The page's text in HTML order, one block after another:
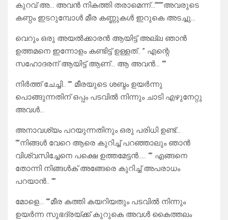
കുറവ് അ… അവൻ നികത്തി തരാമെന്ന്…””””അവരുടെ
കണ്ഠം ഇടറുമ്പോൾ മീര കണ്ണുകൾ ഇറുകെ അടച്ചു…
വെറും ഒരു അയൽക്കാരൻ ആയിട്ട് അല്ല ഞാൻ
ഉത്തമനെ ഇന്നോളം കണ്ടിട്ട് ഉള്ളത്.. ” എന്റെ
സഹോദരന് ആയിട്ട് ആണ്… ആ അവൻ… “”
നിർത്ത് ചേച്ചി.. “” മീരയുടെ ശബ്ദം ഉയർന്നു
പൊങ്ങുന്നതിന് ഒപ്പം പടവിൽ നിന്നും ചാടി എഴുനേറ്റു
അവൾ…
അനാവശ്യം പറയുന്നതിനും ഒരു പരിധി ഉണ്ട്…
“”നിങ്ങൾ വേറെ ആരെ കുറിച്ച് പറഞ്ഞാലും ഞാൻ
വിശ്വസിച്ചേനെ പക്ഷെ ഉത്തമേട്ടൻ….. “” എങ്ങനെ
തോന്നി നിങ്ങൾക് അങ്ങേരെ കുറിച്ച് അപരാധം
പറയാൻ.. “”
മോളെ… “”മീര കത്തി കയറിയതും പടവിൽ നിന്നും
ഉയർന്ന സുഭദ്രയ്ക്ക് കുറുകെ അവൾ കൈത്തലം